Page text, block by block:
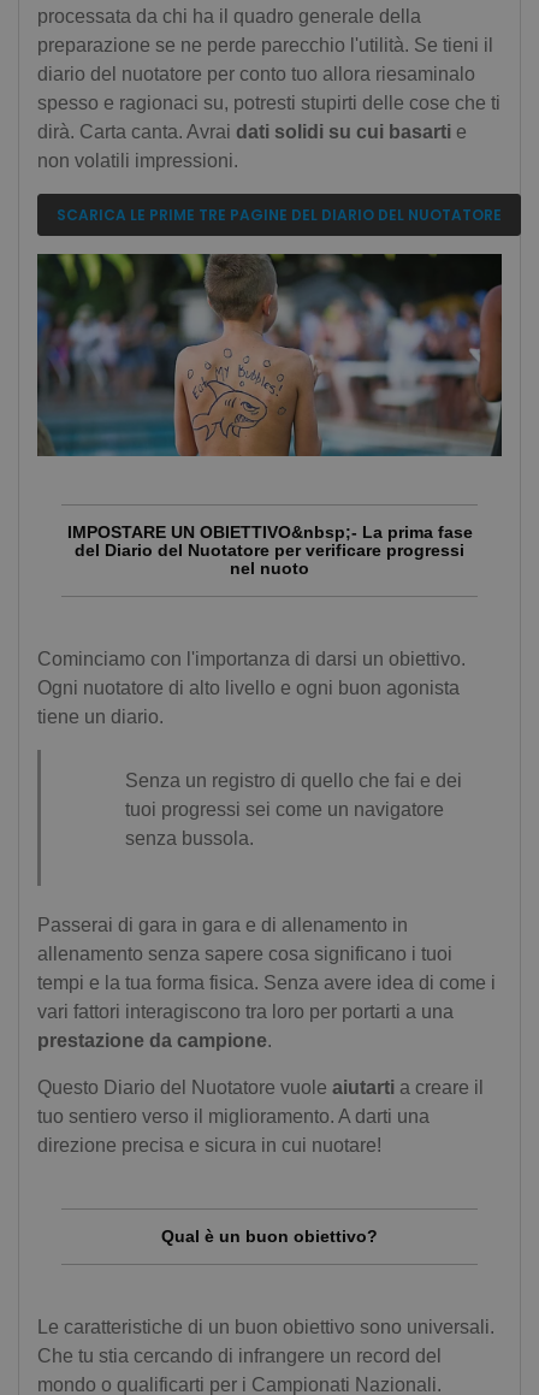
processata da chi ha il quadro generale della
preparazione se ne perde parecchio l'utilità. Se tieni il
diario del nuotatore per conto tuo allora riesaminalo
spesso e ragionaci su, potresti stupirti delle cose che ti
dirà. Carta canta. Avrai dati solidi su cui basarti e
non volatili impressioni.
SCARICA LE PRIME TRE PAGINE DEL DIARIO DEL NUOTATORE
IMPOSTARE UN OBIETTIVO&nbsp;- La prima fase
del Diario del Nuotatore per verificare progressi
nel nuoto
Cominciamo con l'importanza di darsi un obiettivo.
Ogni nuotatore di alto livello e ogni buon agonista
tiene un diario.
Senza un registro di quello che fai e dei
tuoi progressi sei come un navigatore
senza bussola.
Passerai di gara in gara e di allenamento in
allenamento senza sapere cosa significano i tuoi
tempi e la tua forma fisica. Senza avere idea di come i
vari fattori interagiscono tra loro per portarti a una
prestazione da campione.
Questo Diario del Nuotatore vuole aiutarti a creare il
tuo sentiero verso il miglioramento. A darti una
direzione precisa e sicura in cui nuotare!
Qual è un buon obiettivo?
Le caratteristiche di un buon obiettivo sono universali.
Che tu stia cercando di infrangere un record del
mondo o qualificarti per i Campionati Nazionali.